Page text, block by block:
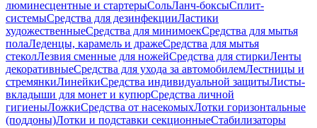
люминесцентные и стартерыСольЛанч-боксыСплит-
системыСредства для дезинфекцииЛастики
художественныеСредства для минимоекСредства для мытья
полаЛеденцы, карамель и дражеСредства для мытья
стеколЛезвия сменные для ножейСредства для стиркиЛенты
декоративныеСредства для ухода за автомобилемЛестницы и
стремянкиЛинейкиСредства индивидуальной защитыЛисты-
вкладыши для монет и купюрСредства личной
гигиеныЛожкиСредства от насекомыхЛотки горизонтальные
(поддоны)Лотки и подставки секционныеСтабилизаторы